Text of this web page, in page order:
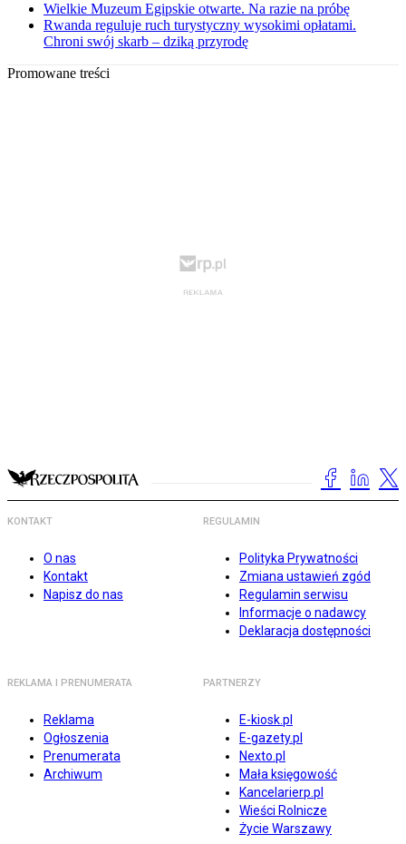
Wielkie Muzeum Egipskie otwarte. Na razie na próbę
Rwanda reguluje ruch turystyczny wysokimi opłatami.
Chroni swój skarb – dziką przyrodę
Promowane treści
KONTAKT
O nas
Kontakt
Napisz do nas
REGULAMIN
Polityka Prywatności
Zmiana ustawień zgód
Regulamin serwisu
Informacje o nadawcy
Deklaracja dostępności
REKLAMA I PRENUMERATA
Reklama
Ogłoszenia
Prenumerata
Archiwum
PARTNERZY
E-kiosk.pl
E-gazety.pl
Nexto.pl
Mała księgowość
Kancelarierp.pl
Wieści Rolnicze
Życie Warszawy